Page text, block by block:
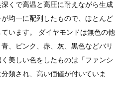
くで高温と高圧に耐えながら生成
均一に配列したもので、ほとんど
います。 ダイヤモンドは無色の他
、ピンク、赤、灰、黒色などバリ
美しい色をしたものは「ファンシ
類され、高い価値が付いていま